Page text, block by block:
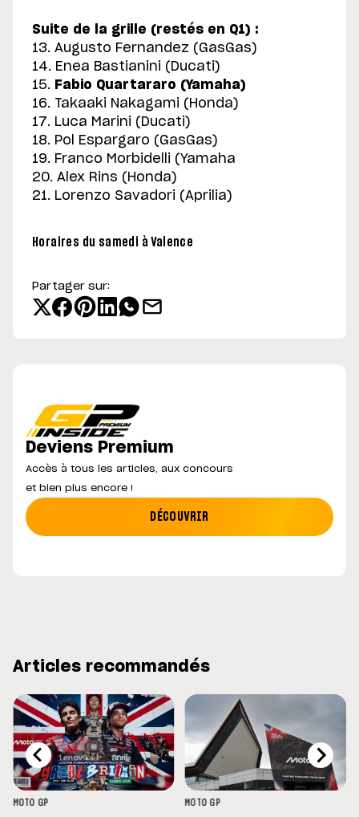
Suite de la grille (restés en Q1) :
13. Augusto Fernandez (GasGas)
14. Enea Bastianini (Ducati)
15. Fabio Quartararo (Yamaha)
16. Takaaki Nakagami (Honda)
17. Luca Marini (Ducati)
18. Pol Espargaro (GasGas)
19. Franco Morbidelli (Yamaha
20. Alex Rins (Honda)
21. Lorenzo Savadori (Aprilia)
Horaires du samedi à Valence
Partager sur:
Deviens Premium
Accès à tous les articles, aux concours
et bien plus encore !
DÉCOUVRIR
Articles recommandés
MOTO GP
MOTO GP